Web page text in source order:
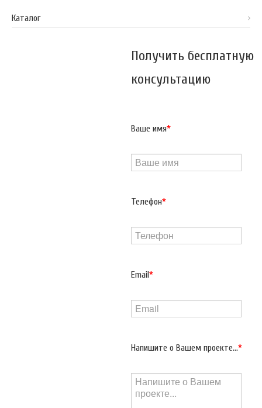
Каталог
Получить бесплатную
консультацию
Ваше имя*
Телефон*
Email*
Напишите о Вашем проекте...*